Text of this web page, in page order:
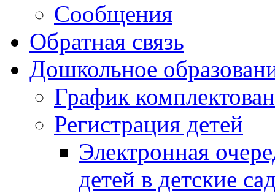
Сообщения
Обратная связь
Дошкольное
График
Регистрация детей
Электронная
детей в детские